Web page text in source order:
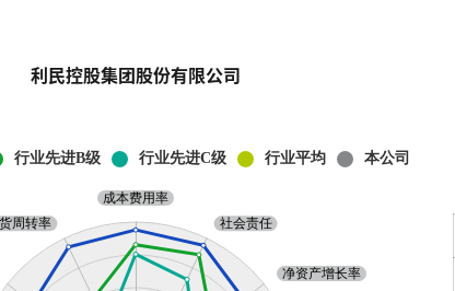
利民控股集团股份有限公司